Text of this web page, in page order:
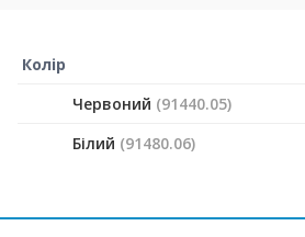
Колір
Червоний (91440.05)
Білий (91480.06)